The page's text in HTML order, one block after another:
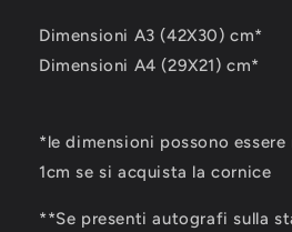
Dimensioni A3 (42X30) cm*
Dimensioni A4 (29X21) cm*
*le dimensioni possono
1cm se si acquista la cornice
**Se presenti autografi sulla